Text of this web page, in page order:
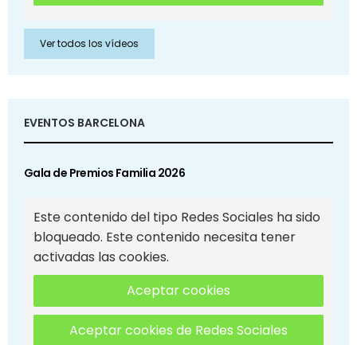
Ver todos los vídeos
EVENTOS BARCELONA
Gala de Premios Familia 2026
Este contenido del tipo Redes Sociales ha sido
bloqueado. Este contenido necesita tener
activadas las cookies.
Aceptar cookies
Aceptar cookies de Redes Sociales